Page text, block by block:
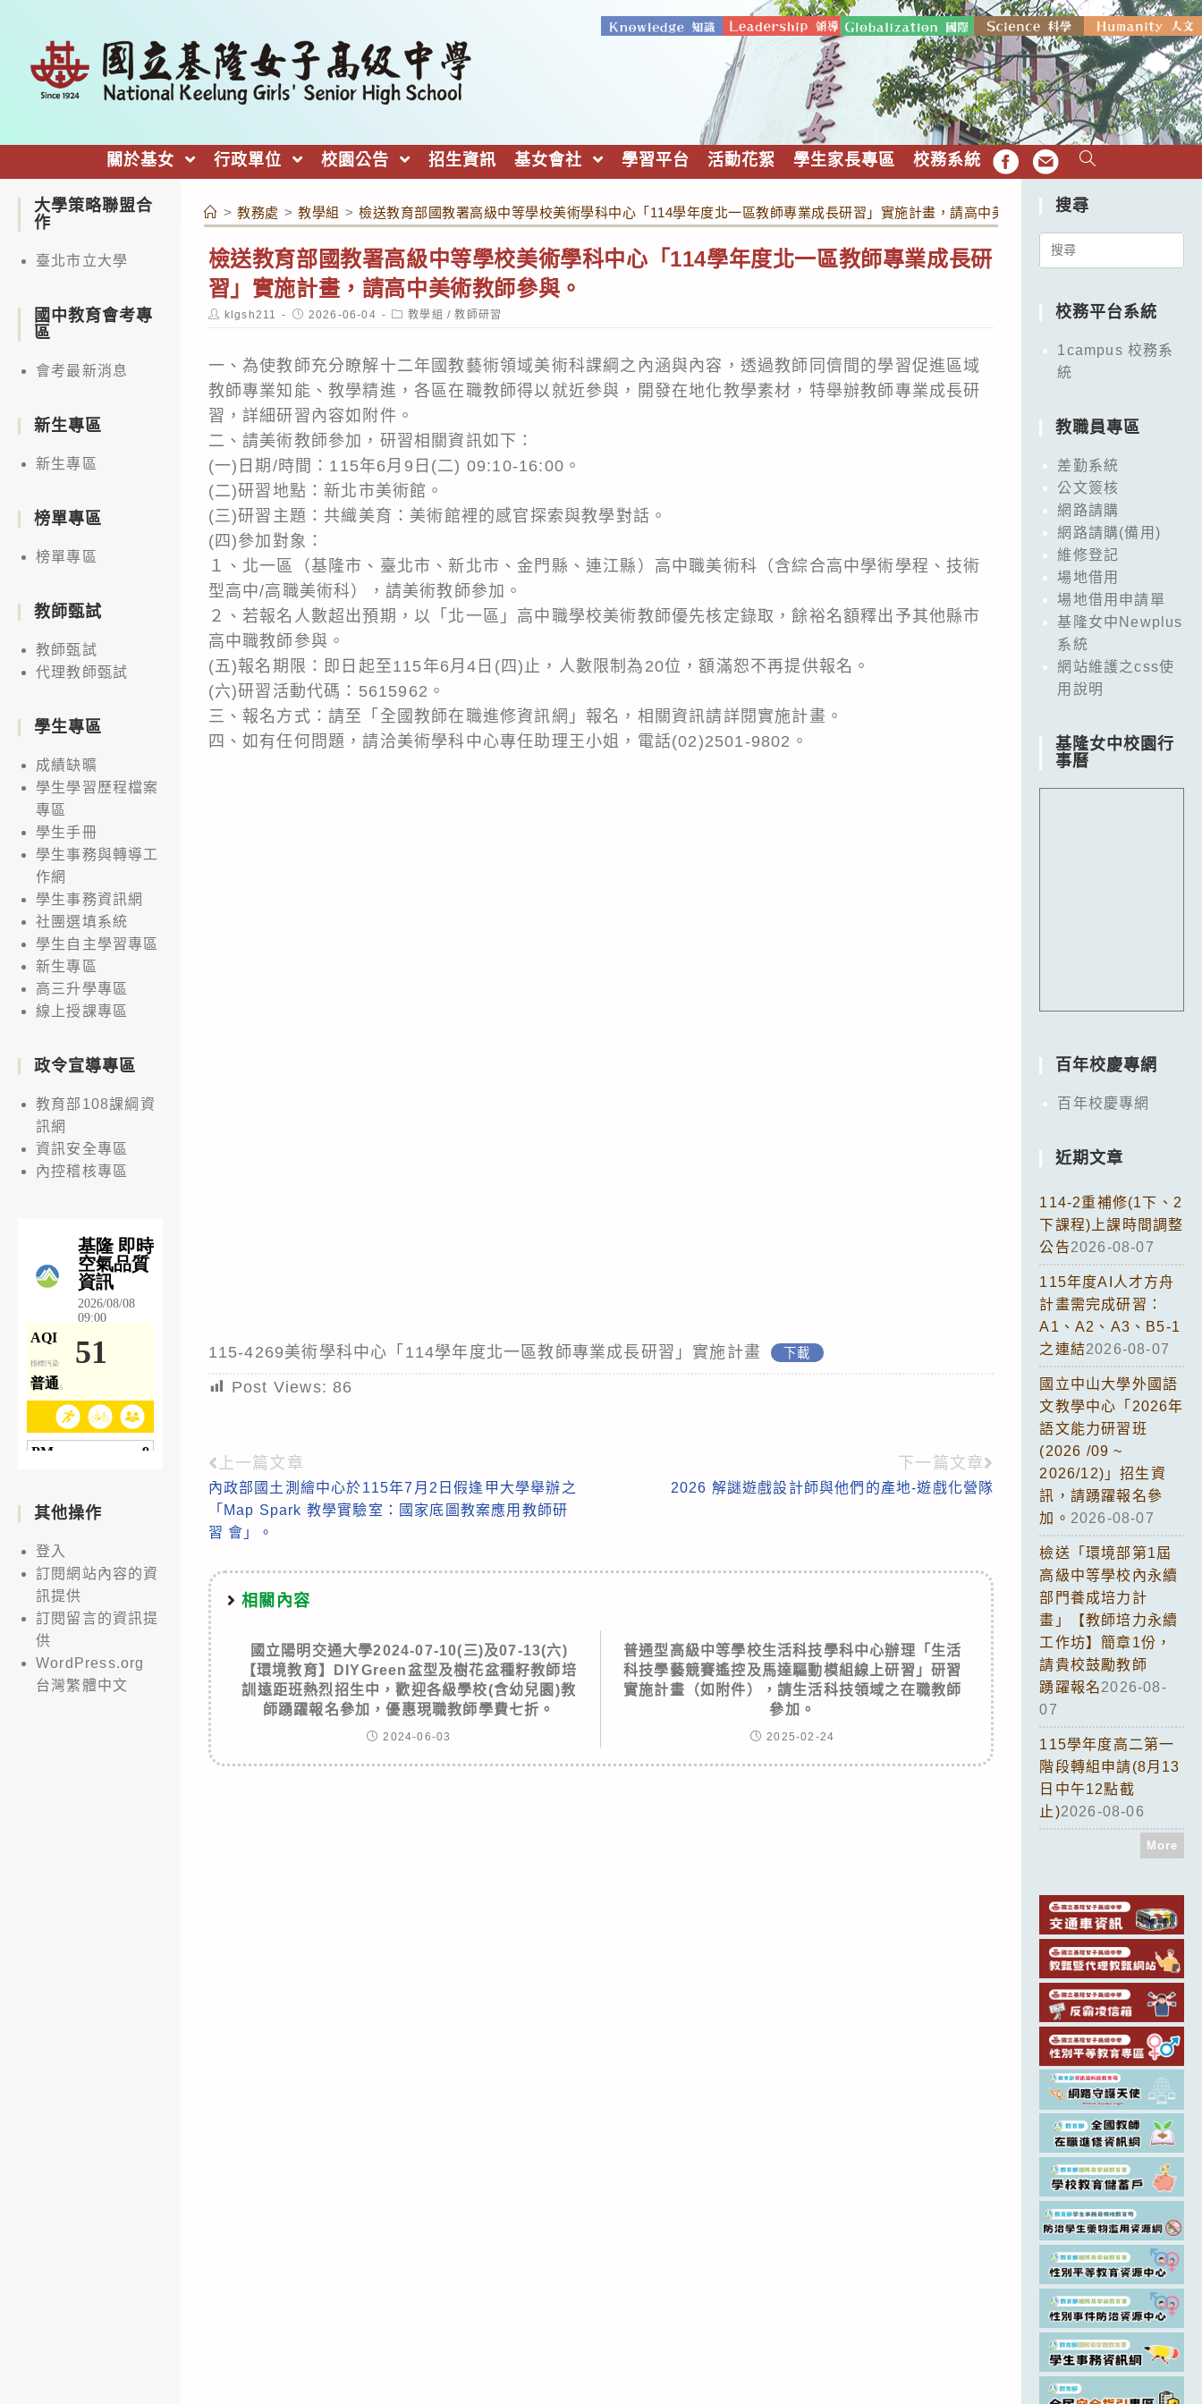
關於基女 行政單位 校園公告 招生資訊 基女會社 學習平台 活動花絮 學生家長專區 校務系統 FB EMAIL
> 教務處 > 教學組 > 檢送教育部國教署高級中等學校美術學科中心「114學年度北一區教師專業成長研習」實施計畫，請高中美術教師參與。
檢送教育部國教署高級中等學校美術學科中心「114學年度北一區教師專業成長研
習」實施計畫，請高中美術教師參與。
Post
author:
klgsh211
Post
published:
2026-06-04
Post
category:
教學組 / 教師研習
一、為使教師充分瞭解十二年國教藝術領域美術科課綱之內涵與內容，透過教師同儕間的學習促進區域
教師專業知能、教學精進，各區在職教師得以就近參與，開發在地化教學素材，特舉辦教師專業成長研
習，詳細研習內容如附件。
二、請美術教師參加，研習相關資訊如下：
(一)日期/時間：115年6月9日(二) 09:10-16:00。
(二)研習地點：新北市美術館。
(三)研習主題：共織美育：美術館裡的感官探索與教學對話。
(四)參加對象：
１、北一區（基隆市、臺北市、新北市、金門縣、連江縣）高中職美術科（含綜合高中學術學程、技術
型高中/高職美術科），請美術教師參加。
２、若報名人數超出預期，以「北一區」高中職學校美術教師優先核定錄取，餘裕名額釋出予其他縣市
高中職教師參與。
(五)報名期限：即日起至115年6月4日(四)止，人數限制為20位，額滿恕不再提供報名。
(六)研習活動代碼：5615962。
三、報名方式：請至「全國教師在職進修資訊網」報名，相關資訊請詳閱實施計畫。
四、如有任何問題，請洽美術學科中心專任助理王小姐，電話(02)2501-9802。
115-4269美術學科中心「114學年度北一區教師專業成長研習」實施計畫 下載
Post Views: 86
Read
more
articles
上一篇文章
內政部國土測繪中心於115年7月2日假逢甲大學舉辦之
「Map Spark 教學實驗室：國家底圖教案應用教師研
習 會」。
下一篇文章
2026 解謎遊戲設計師與他們的產地-遊戲化營隊
相關內容
國立陽明交通大學2024-07-10(三)及07-13(六)
【環境教育】DIYGreen盆型及樹花盆種籽教師培
訓遠距班熱烈招生中，歡迎各級學校(含幼兒園)教
師踴躍報名參加，優惠現職教師學費七折。
2024-06-03
普通型高級中等學校生活科技學科中心辦理「生活
科技學藝競賽遙控及馬達驅動模組線上研習」研習
實施計畫（如附件），請生活科技領域之在職教師
參加。
2025-02-24
大學策略聯盟合
作
臺北市立大學
國中教育會考專
區
會考最新消息
新生專區
新生專區
榜單專區
榜單專區
教師甄試
教師甄試
代理教師甄試
學生專區
成績缺曠
學生學習歷程檔案
專區
學生手冊
學生事務與轉導工
作網
學生事務資訊網
社團選填系統
學生自主學習專區
新生專區
高三升學專區
線上授課專區
政令宣導專區
教育部108課綱資
訊網
資訊安全專區
內控稽核專區
其他操作
登入
訂閱網站內容的資
訊提供
訂閱留言的資訊提
供
WordPress.org
台灣繁體中文
搜尋
Search
校務平台系統
1campus 校務系
統
教職員專區
差勤系統
公文簽核
網路請購
網路請購(備用)
維修登記
場地借用
場地借用申請單
基隆女中Newplus
系統
網站維護之css使
用說明
基隆女中校園行
事曆
百年校慶專網
百年校慶專網
近期文章
114-2重補修(1下、2
下課程)上課時間調整
公告2026-08-07
115年度AI人才方舟
計畫需完成研習：
A1、A2、A3、B5-1
之連結2026-08-07
國立中山大學外國語
文教學中心「2026年
語文能力研習班
(2026 /09 ~
2026/12)」招生資
訊，請踴躍報名參
加。 2026-08-07
檢送「環境部第1屆
高級中等學校內永續
部門養成培力計
畫」【教師培力永續
工作坊】簡章1份，
請貴校鼓勵教師
踴躍報名2026-08-
07
115學年度高二第一
階段轉組申請(8月13
日中午12點截
止)2026-08-06
More